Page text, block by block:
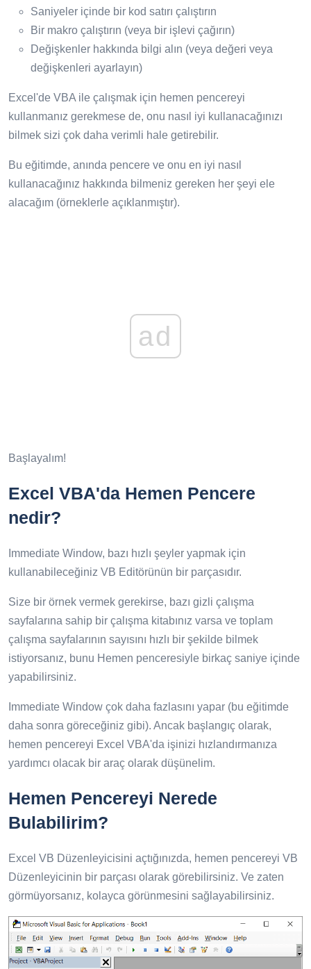
Saniyeler içinde bir kod satırı çalıştırın
Bir makro çalıştırın (veya bir işlevi çağırın)
Değişkenler hakkında bilgi alın (veya değeri veya
değişkenleri ayarlayın)
Excel'de VBA ile çalışmak için hemen pencereyi
kullanmanız gerekmese de, onu nasıl iyi kullanacağınızı
bilmek sizi çok daha verimli hale getirebilir.
Bu eğitimde, anında pencere ve onu en iyi nasıl
kullanacağınız hakkında bilmeniz gereken her şeyi ele
alacağım (örneklerle açıklanmıştır).
ad
Başlayalım!
Excel VBA'da Hemen Pencere
nedir?
Immediate Window, bazı hızlı şeyler yapmak için
kullanabileceğiniz VB Editörünün bir parçasıdır.
Size bir örnek vermek gerekirse, bazı gizli çalışma
sayfalarına sahip bir çalışma kitabınız varsa ve toplam
çalışma sayfalarının sayısını hızlı bir şekilde bilmek
istiyorsanız, bunu Hemen penceresiyle birkaç saniye içinde
yapabilirsiniz.
Immediate Window çok daha fazlasını yapar (bu eğitimde
daha sonra göreceğiniz gibi). Ancak başlangıç ​​olarak,
hemen pencereyi Excel VBA'da işinizi hızlandırmanıza
yardımcı olacak bir araç olarak düşünelim.
Hemen Pencereyi Nerede
Bulabilirim?
Excel VB Düzenleyicisini açtığınızda, hemen pencereyi VB
Düzenleyicinin bir parçası olarak görebilirsiniz. Ve zaten
görmüyorsanız, kolayca görünmesini sağlayabilirsiniz.